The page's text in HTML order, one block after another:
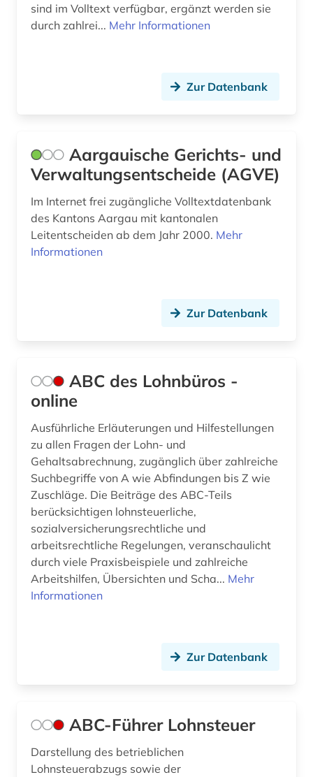
arbeitsbedingungen und -politik (1)
arbeitsmarktforschung (1)
arbeitsrecht (67)
arbeitsstätten (1)
arbeitszeugis (1)
arbeitszeugnis (1)
arbitration (1)
architektur (1)
arzneimittelrecht (1)
asylbewerber (1)
Portugal (4)
Sachsen (5)
Schleswig-Holstein (3)
Schweden (6)
Suedasien (3)
Thueringen (5)
Tschechische Republik (2)
Tuerkei (2)
USA (29)
Vatikanstadt (1)
sind im Volltext verfügbar, ergänzt werden sie
durch zahlrei... Mehr Informationen
Zur Datenbank
Aargauische Gerichts- und
Verwaltungsentscheide (AGVE)
Im Internet frei zugängliche Volltextdatenbank
des Kantons Aargau mit kantonalen
Leitentscheiden ab dem Jahr 2000. Mehr
Informationen
Zur Datenbank
ABC des Lohnbüros -
online
Ausführliche Erläuterungen und Hilfestellungen
zu allen Fragen der Lohn- und
Gehaltsabrechnung, zugänglich über zahlreiche
Suchbegriffe von A wie Abfindungen bis Z wie
Zuschläge. Die Beiträge des ABC-Teils
berücksichtigen lohnsteuerliche,
sozialversicherungsrechtliche und
arbeitsrechtliche Regelungen, veranschaulicht
durch viele Praxisbeispiele und zahlreiche
Arbeitshilfen, Übersichten und Scha... Mehr
Informationen
Zur Datenbank
ABC-Führer Lohnsteuer
Darstellung des betrieblichen
Lohnsteuerabzugs sowie der